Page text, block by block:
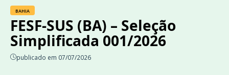
BAHIA
FESF-SUS (BA) – Seleção
Simplificada 001/2026
publicado em 07/07/2026